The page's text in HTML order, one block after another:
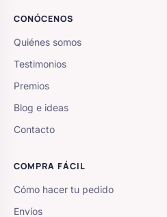
CONÓCENOS
Quiénes somos
Testimonios
Premios
Blog e ideas
Contacto
COMPRA FÁCIL
Cómo hacer tu pedido
Envíos